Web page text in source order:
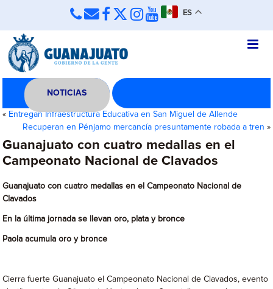
ES
NOTICIAS
« Entregan Infraestructura Educativa en San Miguel de Allende
Recuperan en Pénjamo mercancía presuntamente robada a tren »
Guanajuato con cuatro medallas en el
Campeonato Nacional de Clavados
Guanajuato con cuatro medallas en el Campeonato Nacional de
Clavados
En la última jornada se llevan oro, plata y bronce
Paola acumula oro y bronce
Cierra fuerte Guanajuato el Campeonato Nacional de Clavados, evento